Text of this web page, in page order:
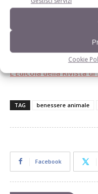
Cookie
il 40% circa dei capi allevati) le
coda. Mentre in Polonia tra il 40 e
Leggi l’articolo
L’Edicola della Rivista
TAG benessere animale
Facebook